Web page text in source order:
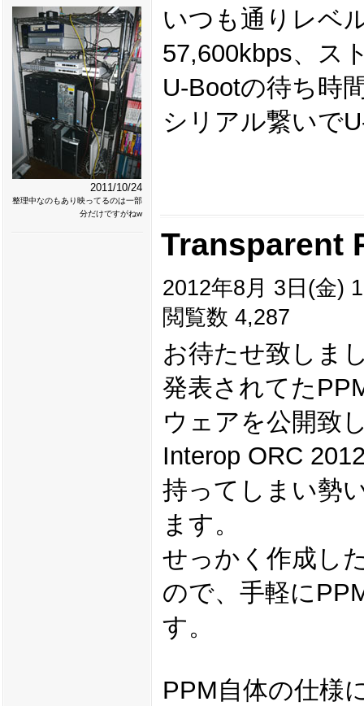
2011/10/24
整理中なのもあり映ってるのは一部
分だけですがねw
いつも通りレベ
57,600kbps、ス
U-Bootの待ち時
シリアル繋いで
Transparent
2012年8月 3日(金)
閲覧数 4,287
お待たせ致しま
発表されてた
ウェアを公開致
Interop ORC
持ってしまい勢
ます。
せっかく作成し
ので、手軽に
す。
PPM自体の仕様